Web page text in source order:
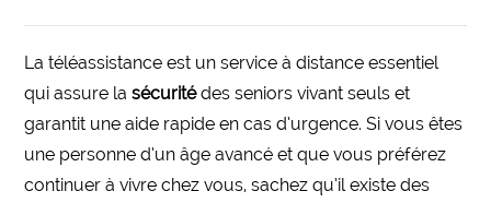
La téléassistance est un service à distance essentiel
qui assure lasécuritédes seniors vivant seuls et
garantit une aide rapide en cas d’urgence. Si vous êtes
une personne d’un âge avancé et que vous préférez
continuer à vivre chez vous, sachez qu’il existe des